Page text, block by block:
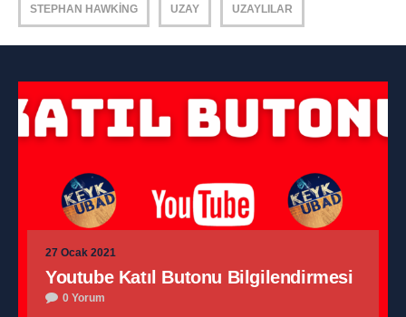
STEPHAN HAWKING UZAY UZAYLILAR
27 Ocak 2021
Youtube Katıl Butonu Bilgilendirmesi
0 Yorum